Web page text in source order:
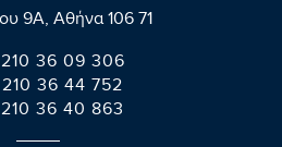
9A, Aθήνα 106 71
36 09 306
36 44 752
36 40 863